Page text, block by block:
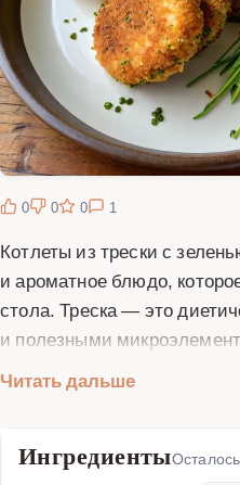
0 0 0 1
Котлеты из трески с
и ароматное блюдо,
стола. Треска — это
и полезными
приготовления котлет вам
панировочные сухари и
Читать дальше
Ингредиенты